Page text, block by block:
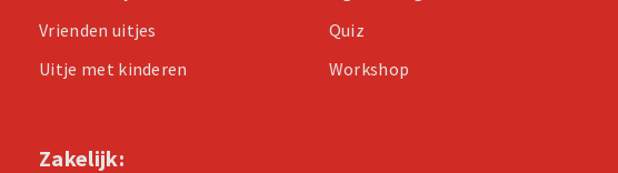
Vrienden uitjes
Uitje met kinderen
Zakelijk:
Quiz
Workshop